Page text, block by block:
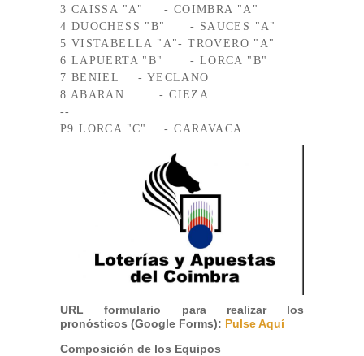
3 CAISSA "A"	- COIMBRA "A"
4 DUOCHESS "B"	- SAUCES "A"
5 VISTABELLA "A"- TROVERO "A"
6 LAPUERTA "B"	- LORCA "B"
7 BENIEL	- YECLANO
8 ABARAN        - CIEZA
--
P9 LORCA "C"    - CARAVACA
URL formulario para realizar los
pronósticos (Google Forms): Pulse Aquí
Composición de los Equipos